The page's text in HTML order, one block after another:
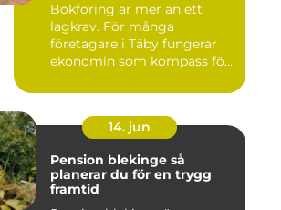
Bokföring är mer än ett
lagkrav. För många
företagare i Täby fungerar
ekonomin som kompass för
14. jun
Pension blekinge så
planerar du för en trygg
framtid